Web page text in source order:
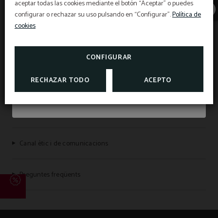
aceptar todas las cookies mediante el botón “Aceptar” o puedes
configurar o rechazar su uso pulsando en “Configurar”.Política de
cookies
CONFIGURAR
RECHAZAR TODO ACEPTO
Protecció de dades
Política de cookies
Avis legal
Canal ètic i de comunicacions
Preguntes freqüents
nostres promocions d’estiu i tria com vols viure
el golf a Mallorca.
APROFITA LES NOSTRES OFERTES DE GOLF
MÉS INFORMACIÓ